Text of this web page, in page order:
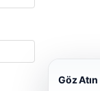
Göz Atın